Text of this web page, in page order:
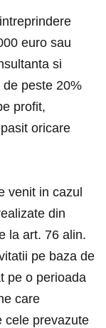
euro sau
si
peste 20%
profit,
oricare
venit in cazul
din
la art. 76 alin.
pe baza de
pe o perioada
care
cele prevazute